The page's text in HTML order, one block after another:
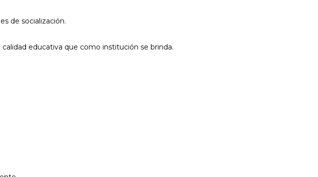
de socialización.
calidad educativa que como institución se brinda.